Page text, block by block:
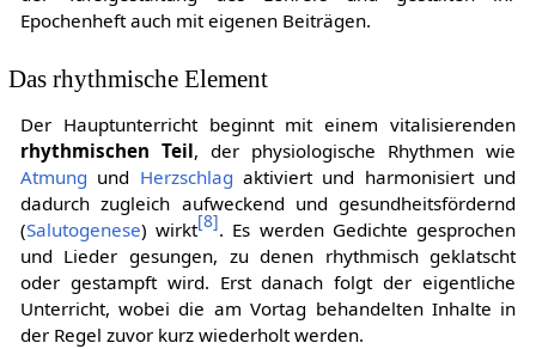
Epochenheft auch mit eigenen Beiträgen.
Das rhythmische Element
Der Hauptunterricht beginnt mit einem vitalisierenden
rhythmischen Teil, der physiologische Rhythmen wie
Atmung und Herzschlag aktiviert und harmonisiert und
dadurch zugleich aufweckend und gesundheitsfördernd
(Salutogenese) wirkt[8]. Es werden Gedichte gesprochen
und Lieder gesungen, zu denen rhythmisch geklatscht
oder gestampft wird. Erst danach folgt der eigentliche
Unterricht, wobei die am Vortag behandelten Inhalte in
der Regel zuvor kurz wiederholt werden.